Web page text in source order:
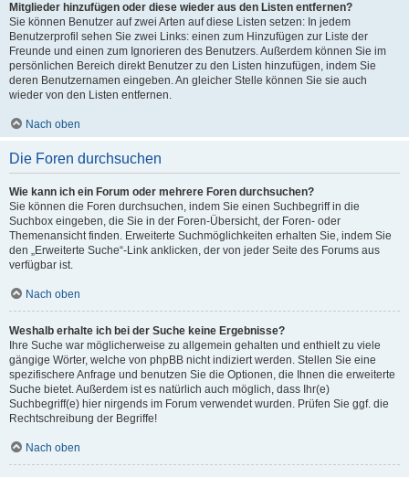
Mitglieder hinzufügen oder diese wieder aus den Listen entfernen?
Sie können Benutzer auf zwei Arten auf diese Listen setzen: In jedem
Benutzerprofil sehen Sie zwei Links: einen zum Hinzufügen zur Liste der
Freunde und einen zum Ignorieren des Benutzers. Außerdem können Sie im
persönlichen Bereich direkt Benutzer zu den Listen hinzufügen, indem Sie
deren Benutzernamen eingeben. An gleicher Stelle können Sie sie auch
wieder von den Listen entfernen.
Nach oben
Die Foren durchsuchen
Wie kann ich ein Forum oder mehrere Foren durchsuchen?
Sie können die Foren durchsuchen, indem Sie einen Suchbegriff in die
Suchbox eingeben, die Sie in der Foren-Übersicht, der Foren- oder
Themenansicht finden. Erweiterte Suchmöglichkeiten erhalten Sie, indem Sie
den „Erweiterte Suche“-Link anklicken, der von jeder Seite des Forums aus
verfügbar ist.
Nach oben
Weshalb erhalte ich bei der Suche keine Ergebnisse?
Ihre Suche war möglicherweise zu allgemein gehalten und enthielt zu viele
gängige Wörter, welche von phpBB nicht indiziert werden. Stellen Sie eine
spezifischere Anfrage und benutzen Sie die Optionen, die Ihnen die erweiterte
Suche bietet. Außerdem ist es natürlich auch möglich, dass Ihr(e)
Suchbegriff(e) hier nirgends im Forum verwendet wurden. Prüfen Sie ggf. die
Rechtschreibung der Begriffe!
Nach oben